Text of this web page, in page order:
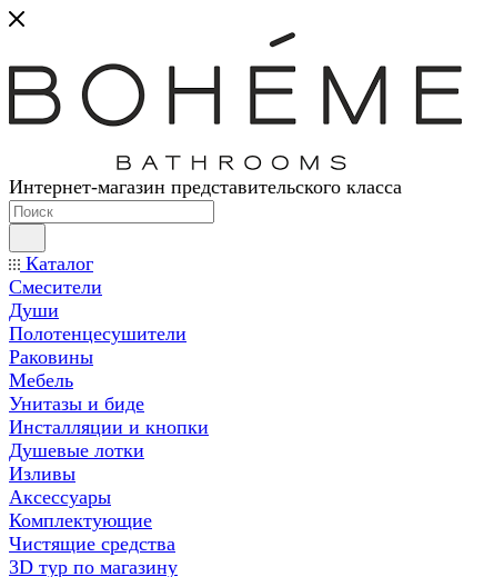
Интернет-магазин представительского класса
Каталог
Смесители
Души
Полотенцесушители
Раковины
Мебель
Унитазы и биде
Инсталляции и кнопки
Душевые лотки
Изливы
Аксессуары
Комплектующие
Чистящие средства
3D тур по магазину